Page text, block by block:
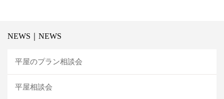
NEWS｜NEWS
平屋のプラン相談会
平屋相談会